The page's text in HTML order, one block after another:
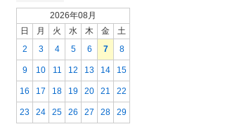
2026年08月
日
月 火 水 木 金
土
2
3 4 5 6 7 8
9 10 11 12 13 14 15
16 17 18 19 20 21 22
23 24 25 26 27 28 29